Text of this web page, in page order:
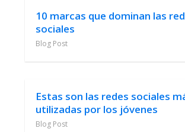
10 marcas que dominan las
sociales
Blog Post
Estas son las redes sociales
utilizadas por los jóvenes
Blog Post